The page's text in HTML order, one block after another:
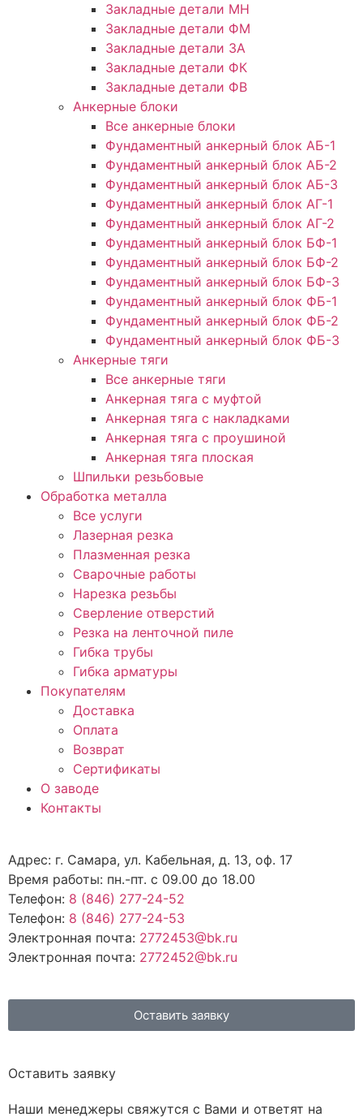
Закладные детали МН
Закладные детали ФМ
Закладные детали ЗА
Закладные детали ФК
Закладные детали ФВ
Анкерные блоки
Все анкерные блоки
Фундаментный анкерный блок АБ-1
Фундаментный анкерный блок АБ-2
Фундаментный анкерный блок АБ-3
Фундаментный анкерный блок АГ-1
Фундаментный анкерный блок АГ-2
Фундаментный анкерный блок БФ-1
Фундаментный анкерный блок БФ-2
Фундаментный анкерный блок БФ-3
Фундаментный анкерный блок ФБ-1
Фундаментный анкерный блок ФБ-2
Фундаментный анкерный блок ФБ-3
Анкерные тяги
Все анкерные тяги
Анкерная тяга с муфтой
Анкерная тяга с накладками
Анкерная тяга с проушиной
Анкерная тяга плоская
Шпильки резьбовые
Обработка металла
Все услуги
Лазерная резка
Плазменная резка
Сварочные работы
Нарезка резьбы
Сверление отверстий
Резка на ленточной пиле
Гибка трубы
Гибка арматуры
Покупателям
Доставка
Оплата
Возврат
Сертификаты
О заводе
Контакты
Адрес: г. Самара, ул. Кабельная, д. 13, оф. 17
Время работы: пн.-пт. с 09.00 до 18.00
Телефон: 8 (846) 277-24-52
Телефон: 8 (846) 277-24-53
Электронная почта: 2772453@bk.ru
Электронная почта: 2772452@bk.ru
Оставить заявку
Оставить заявку
Наши менеджеры свяжутся с Вами и ответят на